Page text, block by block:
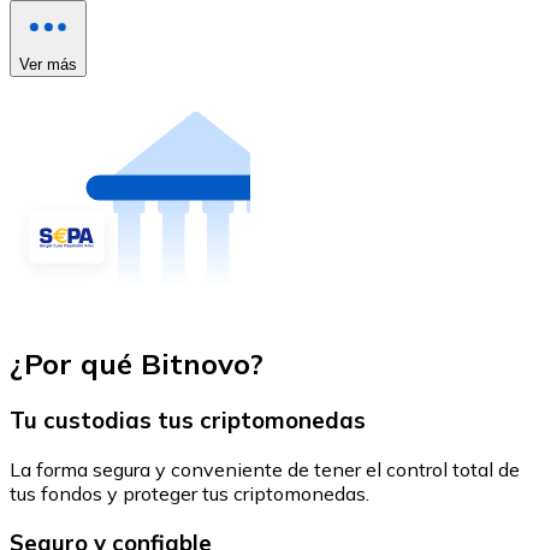
Ver más
¿Por qué Bitnovo?
Tu custodias tus criptomonedas
La forma segura y conveniente de tener el control total de
tus fondos y proteger tus criptomonedas.
Seguro y confiable